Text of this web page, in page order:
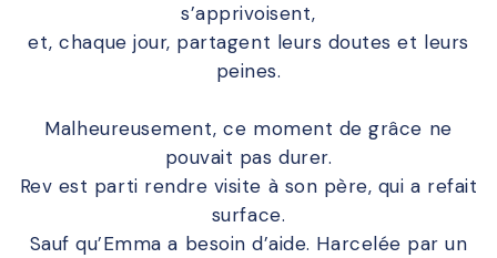
s’apprivoisent,
et, chaque jour, partagent leurs doutes et leurs
peines.
Malheureusement, ce moment de grâce ne
pouvait pas durer.
Rev est parti rendre visite à son père, qui a refait
surface.
Sauf qu’Emma a besoin d’aide. Harcelée par un